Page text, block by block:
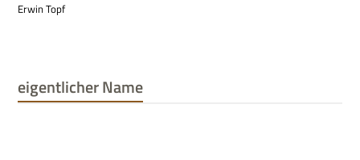
Erwin Topf
eigentlicher Name